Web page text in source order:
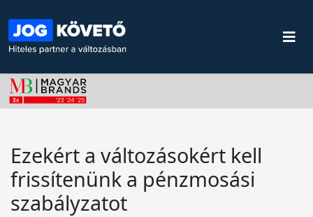
Ezekért a változásokért kell
frissítenünk a pénzmosási
szabályzatot